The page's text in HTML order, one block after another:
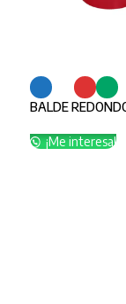
BALDE
¡Me interesa!